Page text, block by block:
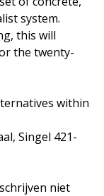
system.
this will
the twenty-
within
Singel 421-
niet